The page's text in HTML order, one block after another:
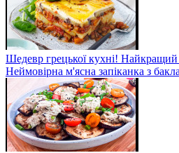
Шедевр грецької кухні!
Неймовірна м'ясна запіканка з